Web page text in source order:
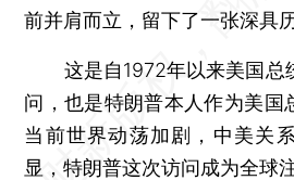
前并肩而立，留下了一张深具
这是自1972年以来美国总
问，也是特朗普本人作为美国
当前世界动荡加剧，中美关
显，特朗普这次访问成为全球